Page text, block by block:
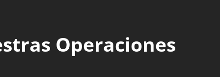
Operaciones